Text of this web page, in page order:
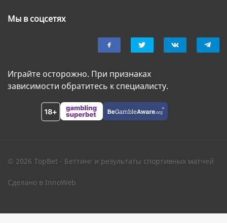
Мы в соцсетях
Играйте осторожно. При признаках
зависимости обратитесь к специалисту.
© 2026 TopBet - Беттинг и результаты спортивных матчей
Сделано в InnoWeb